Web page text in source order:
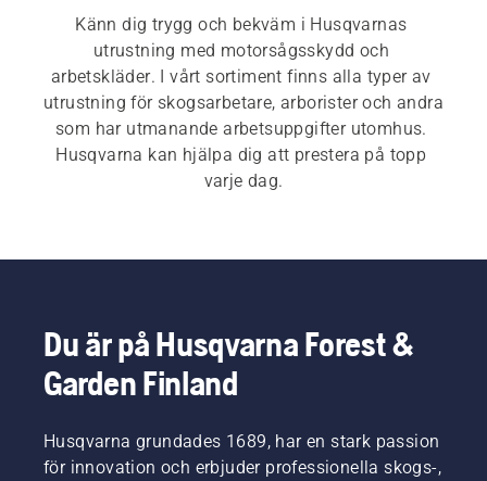
Känn dig trygg och bekväm i Husqvarnas
utrustning med motorsågsskydd och
arbetskläder. I vårt sortiment finns alla typer av
utrustning för skogsarbetare, arborister och andra
som har utmanande arbetsuppgifter utomhus.
Husqvarna kan hjälpa dig att prestera på topp
varje dag.
Du är på Husqvarna Forest &
Garden Finland
Husqvarna grundades 1689, har en stark passion
för innovation och erbjuder professionella skogs-,